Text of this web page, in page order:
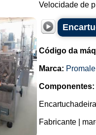
Velocidade de
Código da
Marca:
Componentes:
Fabricante |